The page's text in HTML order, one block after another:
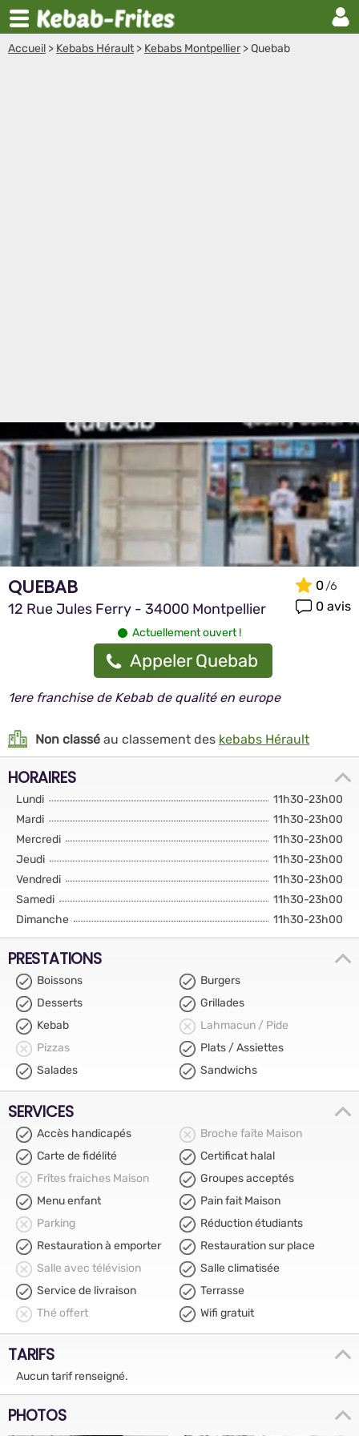
Accueil > Kebabs Hérault> Kebabs Montpellier >Quebab
QUEBAB
12 Rue Jules Ferry - 34000 Montpellier
0
0 avis
Actuellement ouvert !
Appeler Quebab
1ere franchise de Kebab de qualité en europe
Non classé au classement des kebabs Hérault
HORAIRES
Lundi
11h30-23h00
Mardi
11h30-23h00
Mercredi
11h30-23h00
Jeudi
11h30-23h00
Vendredi
11h30-23h00
Samedi
11h30-23h00
Dimanche
11h30-23h00
PRESTATIONS
Boissons
Burgers
Desserts
Grillades
Kebab
Lahmacun / Pide
Pizzas
Plats / Assiettes
Salades
Sandwichs
SERVICES
Accès handicapés
Broche faite Maison
Carte de fidélité
Certificat halal
Frîtes fraiches Maison
Groupes acceptés
Menu enfant
Pain fait Maison
Parking
Réduction étudiants
Restauration à emporter
Restauration sur place
Salle avec télévision
Salle climatisée
Service de livraison
Terrasse
Thé offert
Wifi gratuit
TARIFS
Aucun tarif renseigné.
PHOTOS